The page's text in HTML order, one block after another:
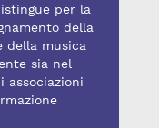
per la
della
della musica
sia nel
associazioni